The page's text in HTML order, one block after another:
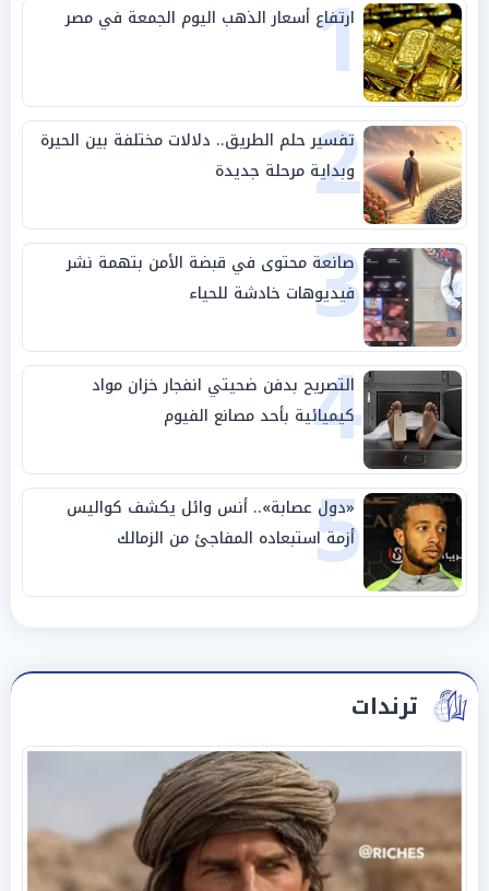
1
ارتفاع أسعار الذهب اليوم الجمعة في مصر
2
تفسير حلم الطريق.. دلالات مختلفة بين الحيرة
وبداية مرحلة جديدة
3
صانعة محتوى في قبضة الأمن بتهمة نشر
فيديوهات خادشة للحياء
4
التصريح بدفن ضحيتي انفجار خزان مواد
كيميائية بأحد مصانع الفيوم
5
«دول عصابة».. أنس وائل يكشف كواليس
أزمة استبعاده المفاجئ من الزمالك
ترندات